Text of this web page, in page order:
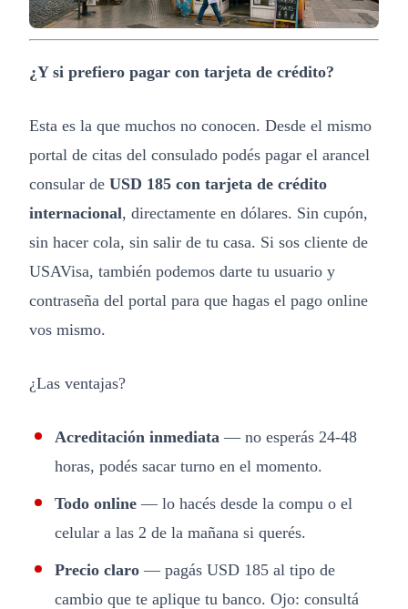
¿Y si prefiero pagar con tarjeta de crédito?
Esta es la que muchos no conocen. Desde el mismo
portal de citas del consulado podés pagar el arancel
consular de USD 185 con tarjeta de crédito
internacional, directamente en dólares. Sin cupón,
sin hacer cola, sin salir de tu casa. Si sos cliente de
USAVisa, también podemos darte tu usuario y
contraseña del portal para que hagas el pago online
vos mismo.
¿Las ventajas?
Acreditación inmediata — no esperás 24-48
horas, podés sacar turno en el momento.
Todo online — lo hacés desde la compu o el
celular a las 2 de la mañana si querés.
Precio claro — pagás USD 185 al tipo de
cambio que te aplique tu banco. Ojo: consultá